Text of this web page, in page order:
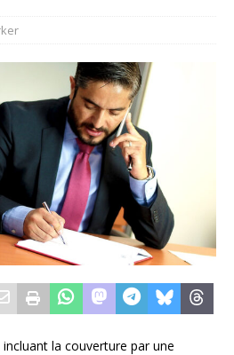
la couverture par une